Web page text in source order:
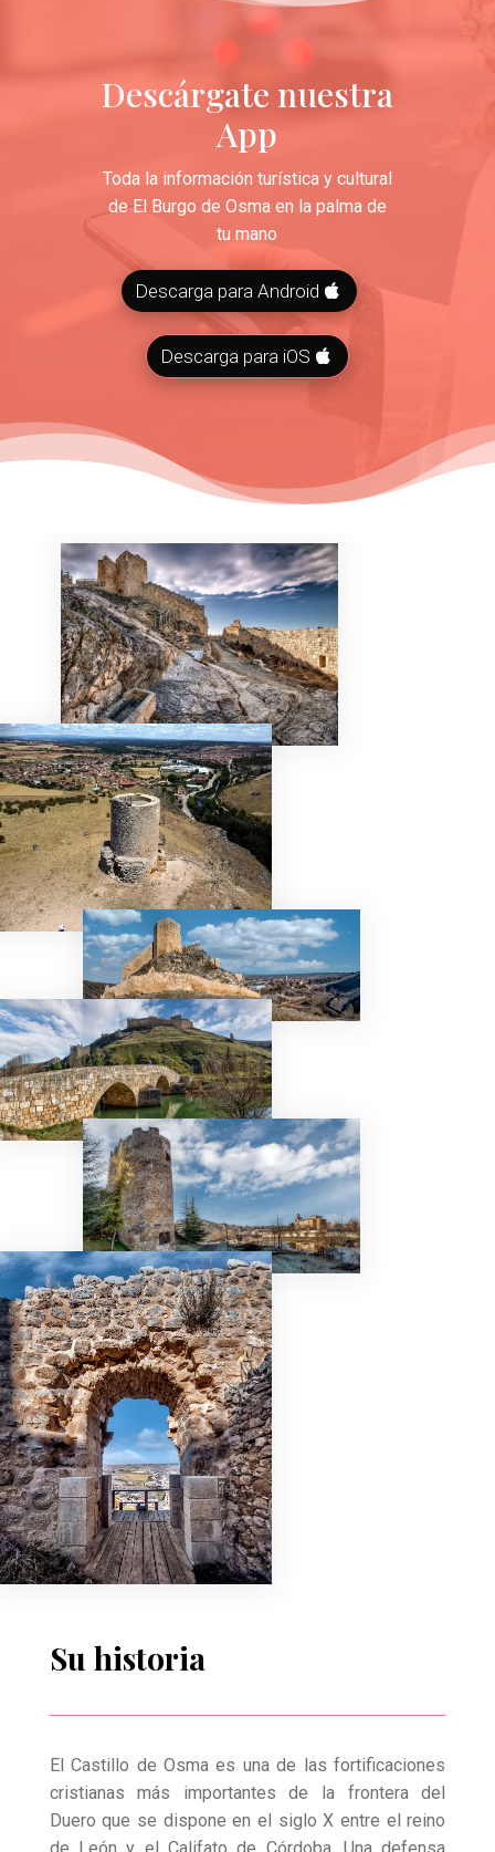
Descárgate nuestra
App
Toda la información turística y cultural
de El Burgo de Osma en la palma de
tu mano
Descarga para Android
Descarga para iOS
Su historia
El Castillo de Osma es una de las fortificaciones
cristianas más importantes de la frontera del
Duero que se dispone en el siglo X entre el reino